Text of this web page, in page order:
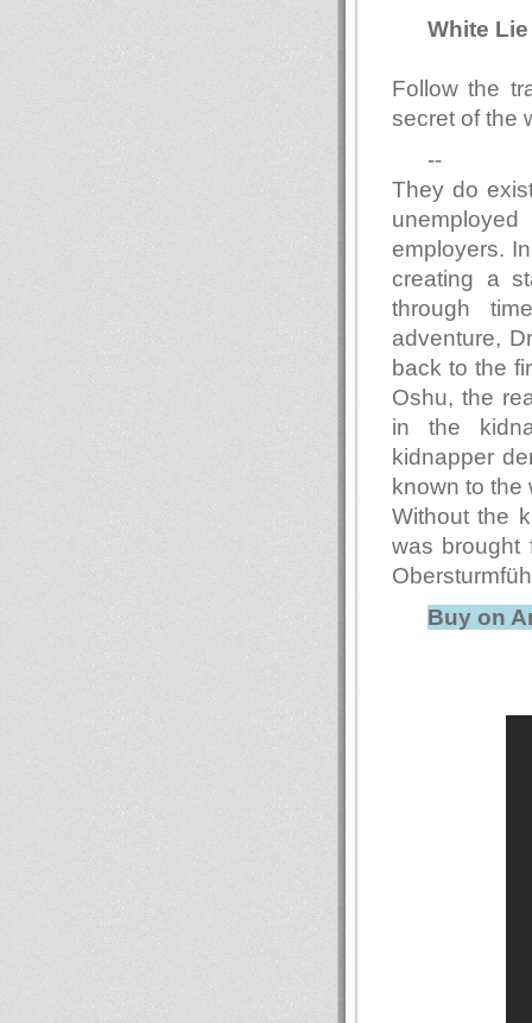
White
Follow the
secret of the
--
They do
employers.
creating a
through
adventure,
back to the
Oshu, the
in the
kidnapper
known to the
Without the
was brought
Buy on